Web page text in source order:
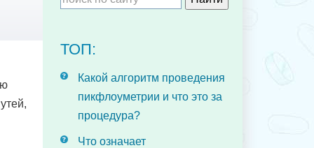
ТОП:
Какой алгоритм проведения
пикфлоуметрии и что это за
процедура?
Что означает